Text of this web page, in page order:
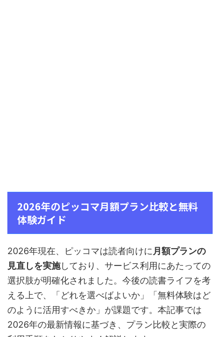
2026年のピッコマ月額プラン比較と無料
体験ガイド
2026年現在、ピッコマは読者向けに 月額プランの
見直しを実施しており、サービス利用にあたっての
選択肢が明確化されました。今後の読書ライフを考
える上で、「どれを選べばよいか」「無料体験はど
のように活用すべきか」が課題です。本記事では
2026年の最新情報に基づき、プラン比較と実際の